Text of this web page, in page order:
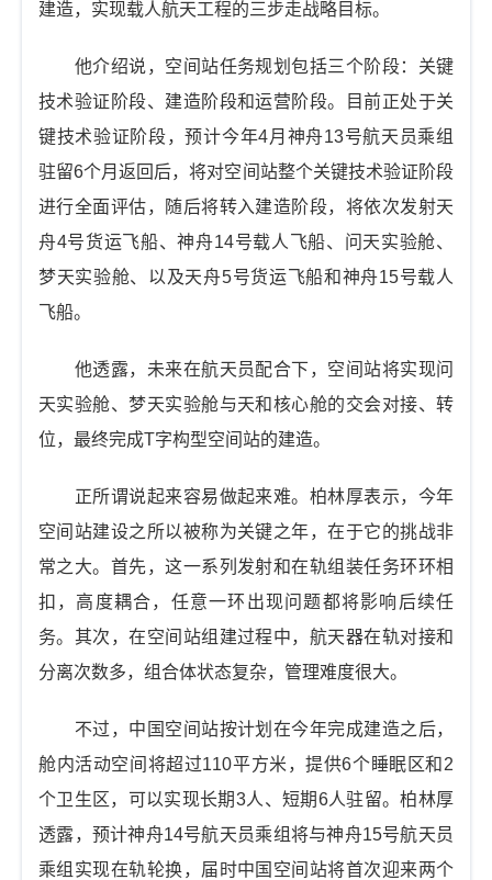
建造，实现载人航天工程的三步走战略目标。
他介绍说，空间站任务规划包括三个阶段：关键
技术验证阶段、建造阶段和运营阶段。目前正处于关
键技术验证阶段，预计今年4月神舟13号航天员乘组
驻留6个月返回后，将对空间站整个关键技术验证阶段
进行全面评估，随后将转入建造阶段，将依次发射天
舟4号货运飞船、神舟14号载人飞船、问天实验舱、
梦天实验舱、以及天舟5号货运飞船和神舟15号载人
飞船。
他透露，未来在航天员配合下，空间站将实现问
天实验舱、梦天实验舱与天和核心舱的交会对接、转
位，最终完成T字构型空间站的建造。
正所谓说起来容易做起来难。柏林厚表示，今年
空间站建设之所以被称为关键之年，在于它的挑战非
常之大。首先，这一系列发射和在轨组装任务环环相
扣，高度耦合，任意一环出现问题都将影响后续任
务。其次，在空间站组建过程中，航天器在轨对接和
分离次数多，组合体状态复杂，管理难度很大。
不过，中国空间站按计划在今年完成建造之后，
舱内活动空间将超过110平方米，提供6个睡眠区和2
个卫生区，可以实现长期3人、短期6人驻留。柏林厚
透露，预计神舟14号航天员乘组将与神舟15号航天员
乘组实现在轨轮换，届时中国空间站将首次迎来两个